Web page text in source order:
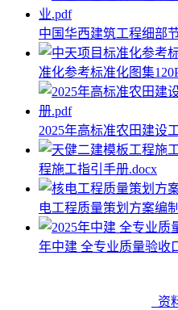
中国华西建筑工程细部
准化参考标准化图集
2025年高标准农田建设
程施工指引手册.docx
电工程质量策划方案编
年中建 全专业质量验收
资